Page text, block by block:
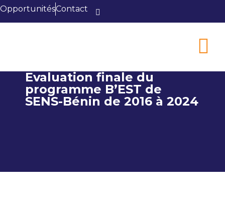
OpportunitésContact
Evaluation finale du
programme B’EST de
SENS-Bénin de 2016 à 2024